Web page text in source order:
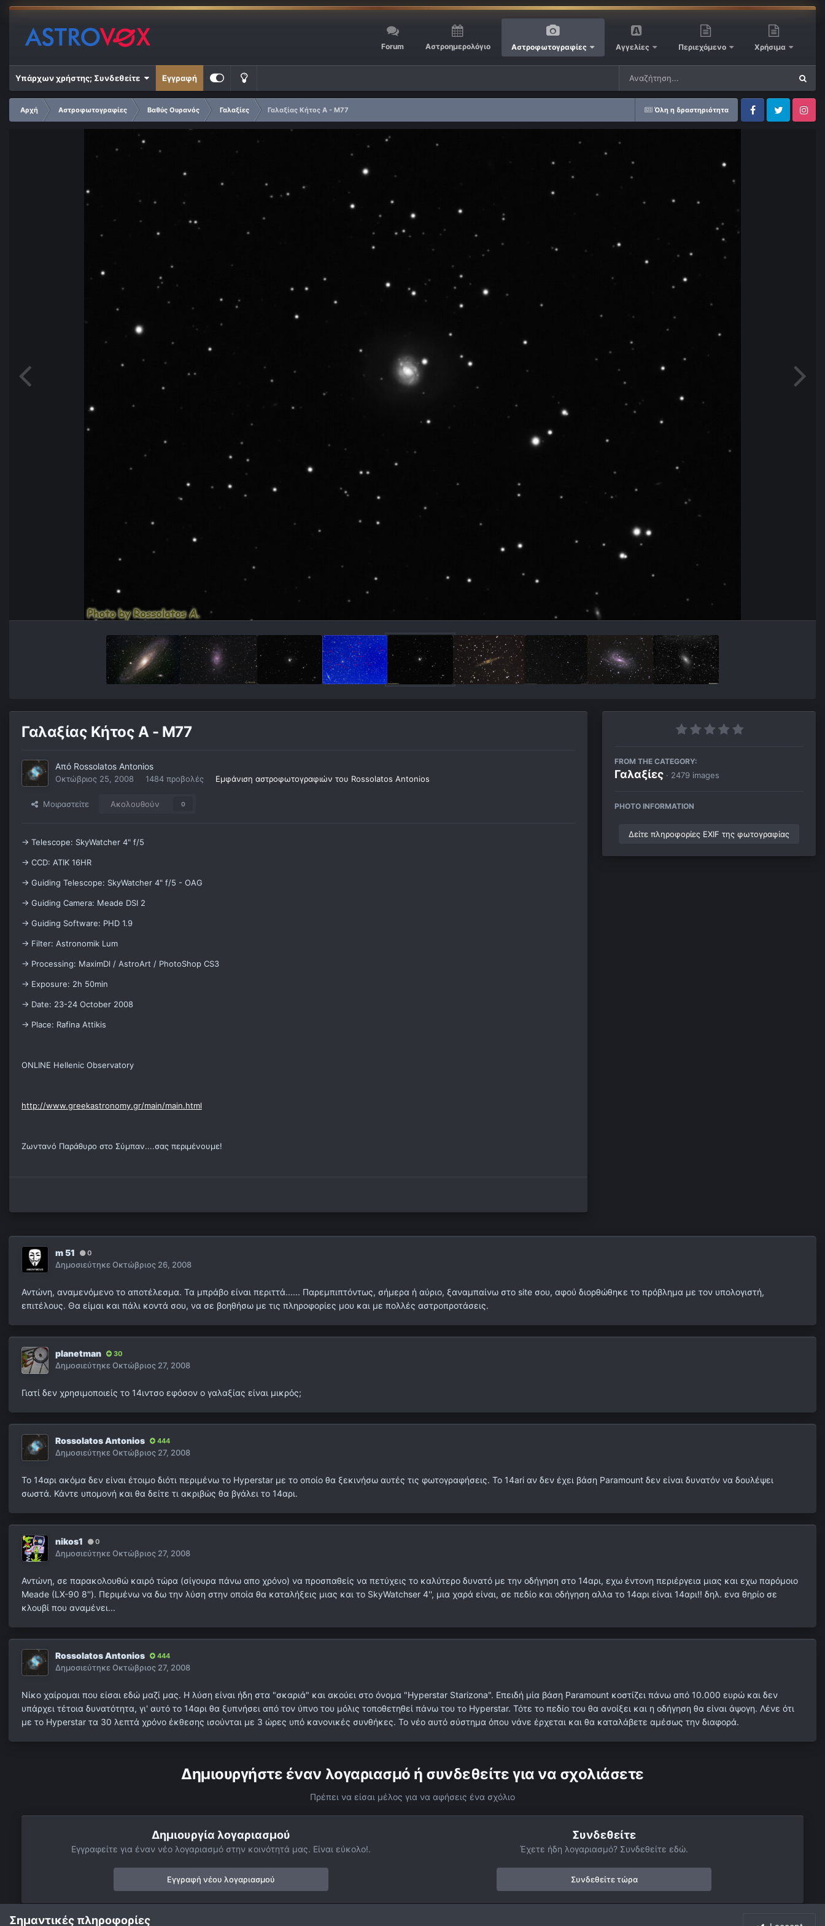
Forum Αστροημερολόγιο Αστροφωτογραφίες Αγγελίες Περιεχόμενο Χρήσιμα
Υπάρχων χρήστης; Συνδεθείτε Εγγραφή
Όλη η δραστηριότητα
Αρχή Αστροφωτογραφίες Βαθύς Ουρανός Γαλαξίες
Γαλαξίας Κήτος Α - Μ77
FacebookTwitter Instagram
Γαλαξίας Κήτος Α - Μ77
Από Rossolatos Antonios
Οκτώβριος 25, 2008 1484 προβολές Εμφάνιση αστροφωτογραφιών του Rossolatos Antonios
Μοιραστείτε Ακολουθούν 0
-> Telescope: SkyWatcher 4" f/5
-> CCD: ATIK 16HR
-> Guiding Telescope: SkyWatcher 4" f/5 - OAG
-> Guiding Camera: Meade DSI 2
-> Guiding Software: PHD 1.9
-> Filter: Astronomik Lum
-> Processing: MaximDl / AstroArt / PhotoShop CS3
-> Exposure: 2h 50min
-> Date: 23-24 October 2008
-> Place: Rafina Attikis
ONLINE Hellenic Observatory
http://www.greekastronomy.gr/main/main.html
Ζωντανό Παράθυρο στο Σύμπαν....σας περιμένουμε!
FROM THE CATEGORY:
Γαλαξίες · 2479 images
PHOTO INFORMATION
Δείτε πληροφορίες EXIF της φωτογραφίας
m 51 0
ΔημοσιεύτηκεΟκτώβριος 26, 2008
Αντώνη, αναμενόμενο το αποτέλεσμα. Τα μπράβο είναι περιττά...... Παρεμπιπτόντως, σήμερα ή αύριο, ξαναμπαίνω στο site σου, αφού διορθώθηκε το πρόβλημα με τον υπολογιστή,
επιτέλους. Θα είμαι και πάλι κοντά σου, να σε βοηθήσω με τις πληροφορίες μου και με πολλές αστροπροτάσεις.
planetman 30
ΔημοσιεύτηκεΟκτώβριος 27, 2008
Γιατί δεν χρησιμοποιείς το 14ιντσο εφόσον ο γαλαξίας είναι μικρός;
Rossolatos Antonios 444
ΔημοσιεύτηκεΟκτώβριος 27, 2008
Το 14αρι ακόμα δεν είναι έτοιμο διότι περιμένω το Hyperstar με το οποίο θα ξεκινήσω αυτές τις φωτογραφήσεις. To 14ari αν δεν έχει βάση Paramount δεν είναι δυνατόν να δουλέψει
σωστά. Κάντε υπομονή και θα δείτε τι ακριβώς θα βγάλει το 14αρι.
nikos1 0
ΔημοσιεύτηκεΟκτώβριος 27, 2008
Αντώνη, σε παρακολουθώ καιρό τώρα (σίγουρα πάνω απο χρόνο) να προσπαθείς να πετύχεις το καλύτερο δυνατό με την οδήγηση στο 14αρι, εχω έντονη περιέργεια μιας και εχω παρόμοιo
Meade (LX-90 8''). Περιμένω να δω την λύση στην οποία θα καταλήξεις μιας και το SkyWatchser 4'', μια χαρά είναι, σε πεδίο και οδήγηση αλλα το 14αρι είναι 14αρι!! δηλ. ενα θηρίο σε
κλουβί που αναμένει...
Rossolatos Antonios 444
ΔημοσιεύτηκεΟκτώβριος 27, 2008
Νίκο χαίρομαι που είσαι εδώ μαζί μας. Η λύση είναι ήδη στα "σκαριά" και ακούει στο όνομα "Hyperstar Starizona". Επειδή μία βάση Paramount κοστίζει πάνω από 10.000 ευρώ και δεν
υπάρχει τέτοια δυνατότητα, γι' αυτό το 14αρι θα ξυπνήσει από τον ύπνο του μόλις τοποθετηθεί πάνω του το Hyperstar. Τότε το πεδίο του θα ανοίξει και η οδήγηση θα είναι άψογη. Λένε ότι
με το Hyperstar τα 30 λεπτά χρόνο έκθεσης ισούνται με 3 ώρες υπό κανονικές συνθήκες. Το νέο αυτό σύστημα όπου νάνε έρχεται και θα καταλάβετε αμέσως την διαφορά.
Δημιουργήστε έναν λογαριασμό ή συνδεθείτε για να σχολιάσετε
Πρέπει να είσαι μέλος για να αφήσεις ένα σχόλιο
Δημιουργία λογαριασμού
Εγγραφείτε για έναν νέο λογαριασμό στην κοινότητά μας. Είναι εύκολο!.
Εγγραφή νέου λογαριασμού
Συνδεθείτε
Έχετε ήδη λογαριασμό? Συνδεθείτε εδώ.
Συνδεθείτε τώρα
Σημαντικές πληροφορίες